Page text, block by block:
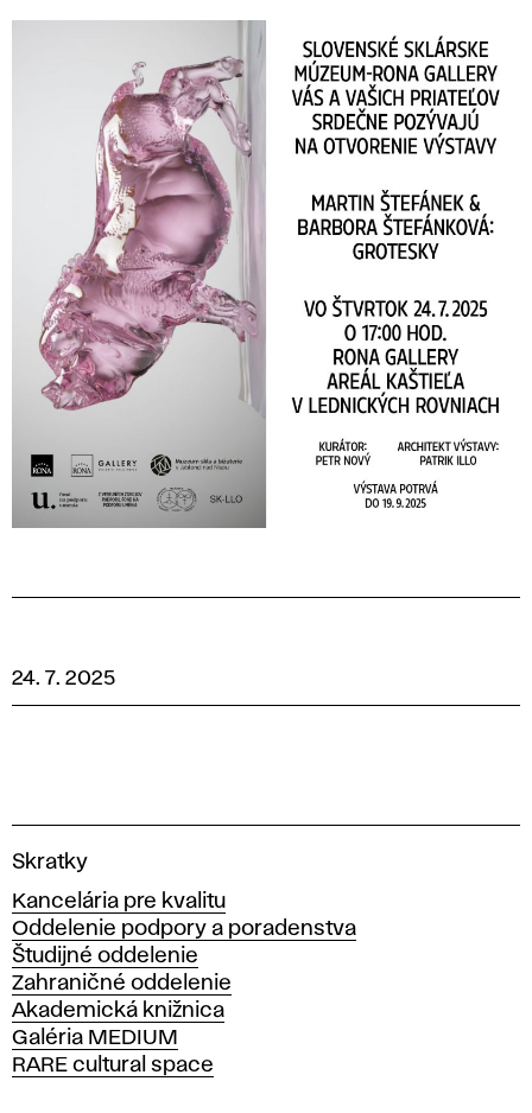
24. 7. 2025
V
s
o
k
á
š
k
o
Skratky
Kancelária pre kvalitu
Oddelenie podpory a poradenstva
Študijné oddelenie
Zahraničné oddelenie
Akademická knižnica
Galéria MEDIUM
RARE cultural space